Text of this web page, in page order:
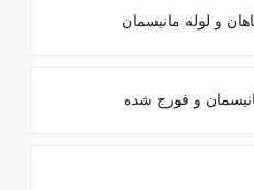
و لوله مانیسمان
و فورج شده